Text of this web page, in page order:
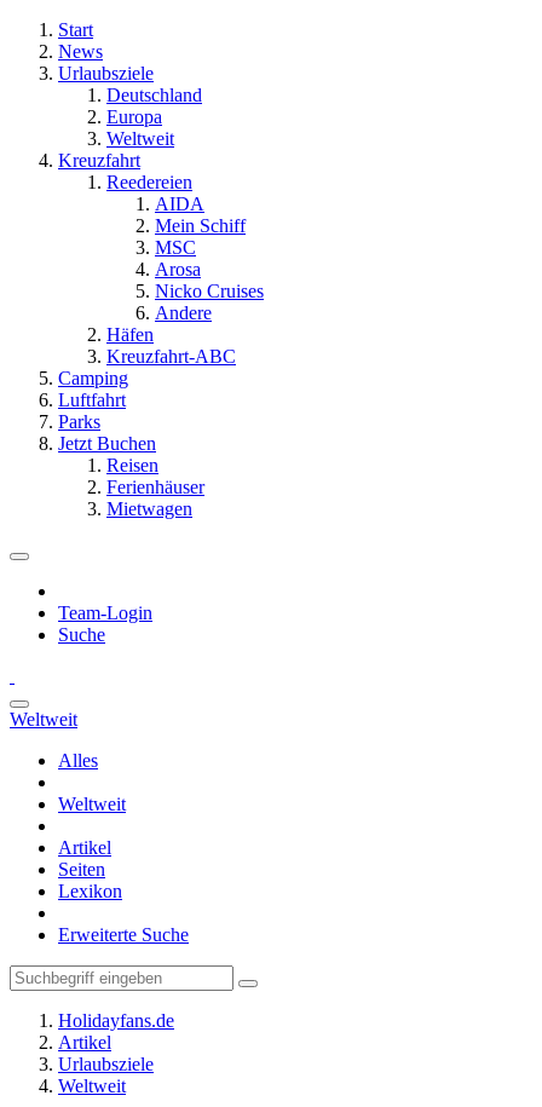
Start
News
Urlaubsziele
Deutschland
Europa
Weltweit
Kreuzfahrt
Reedereien
AIDA
Mein Schiff
MSC
Arosa
Nicko Cruises
Andere
Häfen
Kreuzfahrt-ABC
Camping
Luftfahrt
Parks
Jetzt Buchen
Reisen
Ferienhäuser
Mietwagen
Team-Login
Suche
Weltweit
Alles
Weltweit
Artikel
Seiten
Lexikon
Erweiterte Suche
Holidayfans.de
Artikel
Urlaubsziele
Weltweit